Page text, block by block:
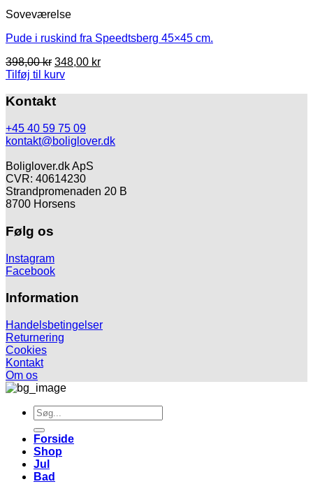
Soveværelse
Pude i ruskind fra Speedtsberg 45×45 cm.
398,00kr Den
oprindelige
var:
348,00 krDen
Tilføj til kurv
Kontakt
+45 40 59 75 09
kontakt@boliglover.dk
Boliglover.dk ApS
CVR: 40614230
Strandpromenaden 20 B
8700 Horsens
Følg os
Instagram
Facebook
Information
Handelsbetingelser
Returnering
Cookies
Kontakt
Om os
Søg
efter:
Forside
Shop
Jul
Bad